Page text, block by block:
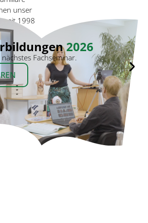
unser
seit 1998
2026
Fachseminar.